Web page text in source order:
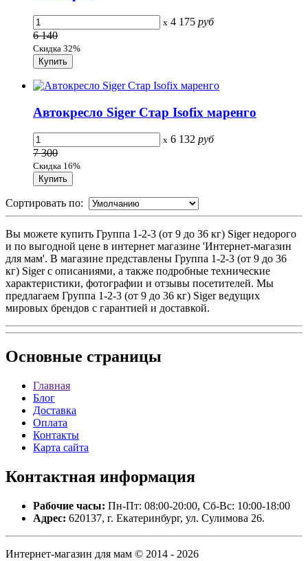
x 4 175 руб
6 140
Скидка 32%
Автокресло Siger Стар Isofix маренго
x 6 132 руб
7 300
Скидка 16%
Сортировать по:
Вы можете купить Группа 1-2-3 (от 9 до 36 кг) Siger недорого
и по выгодной цене в интернет магазине 'Интернет-магазин
для мам'. В магазине представлены Группа 1-2-3 (от 9 до 36
кг) Siger с описаниями, а также подробные технические
характеристики, фотографии и отзывы посетителей. Мы
предлагаем Группа 1-2-3 (от 9 до 36 кг) Siger ведущих
мировых брендов с гарантией и доставкой.
Основные страницы
Главная
Блог
Доставка
Оплата
Контакты
Карта сайта
Контактная информация
Рабочие часы: Пн-Пт: 08:00-20:00, Сб-Вс: 10:00-18:00
Адрес: 620137, г. Екатеринбург, ул. Сулимова 26.
Интернет-магазин для мам © 2014 - 2026